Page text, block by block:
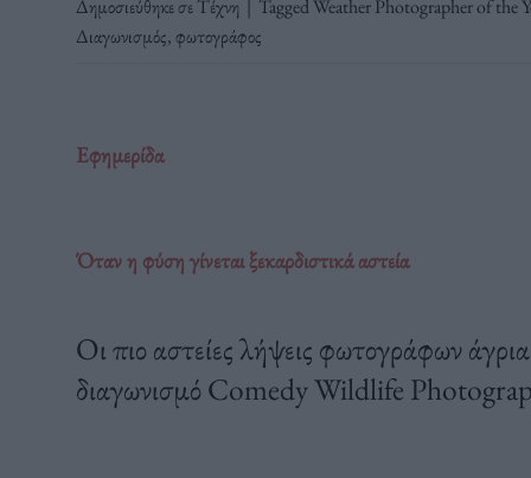
Δημοσιεύθηκε σεΤέχνη | TaggedWeather Photographer of the
Διαγωνισμός,φωτογράφος
Εφημερίδα
Όταν η φύση γίνεται ξεκαρδιστικά αστεία
Οι πιο αστείες λήψεις φωτογράφων
διαγωνισμό Comedy Wildlife